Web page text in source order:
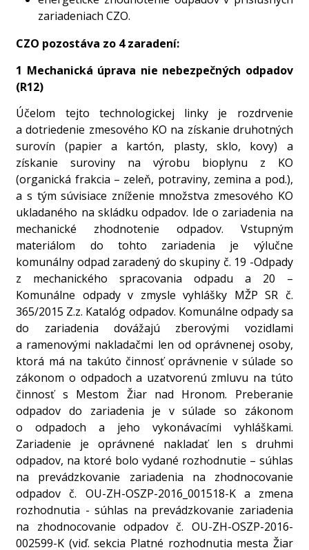
zariadeniach CZO.
CZO pozostáva zo 4 zaradení:
1 Mechanická úprava nie nebezpečných odpadov
(R12)
Účelom tejto technologickej linky je rozdrvenie
a dotriedenie zmesového KO na získanie druhotných
surovín (papier a kartón, plasty, sklo, kovy) a
získanie suroviny na výrobu bioplynu z KO
(organická frakcia – zeleň, potraviny, zemina a pod.),
a s tým súvisiace zníženie množstva zmesového KO
ukladaného na skládku odpadov. Ide o zariadenia na
mechanické zhodnotenie odpadov. Vstupným
materiálom do tohto zariadenia je výlučne
komunálny odpad zaradený do skupiny č. 19 -Odpady
z mechanického spracovania odpadu a 20 –
Komunálne odpady v zmysle vyhlášky MŽP SR č.
365/2015 Z.z. Katalóg odpadov. Komunálne odpady sa
do zariadenia dovážajú zberovými vozidlami
a ramenovými nakladačmi len od oprávnenej osoby,
ktorá má na takúto činnosť oprávnenie v súlade so
zákonom o odpadoch a uzatvorenú zmluvu na túto
činnosť s Mestom Žiar nad Hronom. Preberanie
odpadov do zariadenia je v súlade so zákonom
o odpadoch a jeho vykonávacími vyhláškami.
Zariadenie je oprávnené nakladať len s druhmi
odpadov, na ktoré bolo vydané rozhodnutie – súhlas
na prevádzkovanie zariadenia na zhodnocovanie
odpadov č. OU-ZH-OSZP-2016_001518-K a zmena
rozhodnutia - súhlas na prevádzkovanie zariadenia
na zhodnocovanie odpadov č. OU-ZH-OSZP-2016-
002599-K (viď. sekcia Platné rozhodnutia mesta Žiar